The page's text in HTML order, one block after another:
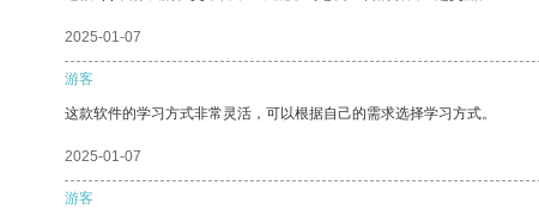
2025-01-07
游客
这款软件的学习方式非常灵活，可以根据自己的需求选择学习方式。
2025-01-07
游客